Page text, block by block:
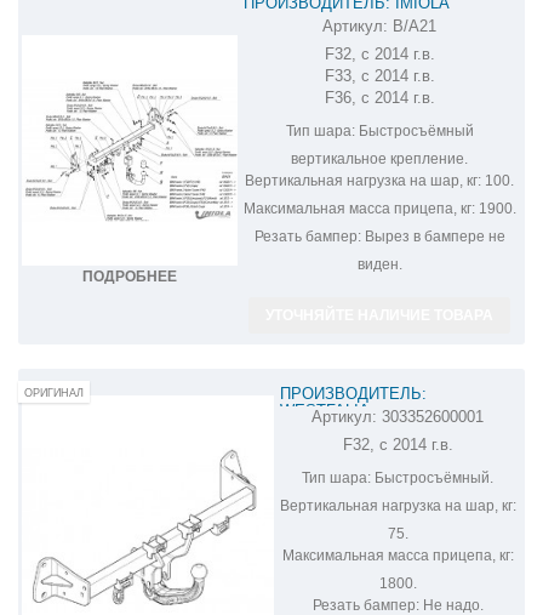
ПОДРОБНЕЕ
ФАРКОП НА BMW 4 B/A21
Артикул: B/A21
F32, с 2014 г.в.
F33, с 2014 г.в.
F36, с 2014 г.в.
Тип шара:Быстросъёмный
вертикальное крепление.
Вертикальная нагрузка на шар, кг: 100.
Максимальная масса прицепа, кг:1900.
Резать бампер:Вырез в бампере не
виден.
ПРОИЗВОДИТЕЛЬ:
WESTFALIA
ФАРКОП НА BMW 4 F32
Артикул: 303352600001
F32, с 2014 г.в.
Тип шара: Быстросъёмный.
Вертикальная нагрузка на шар, кг:
75.
Максимальная масса прицепа, кг:
1800.
Резать бампер:Не надо.
ОРИГИНАЛ